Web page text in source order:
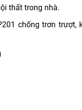
thất trong nhà.
chống trơn trượt,